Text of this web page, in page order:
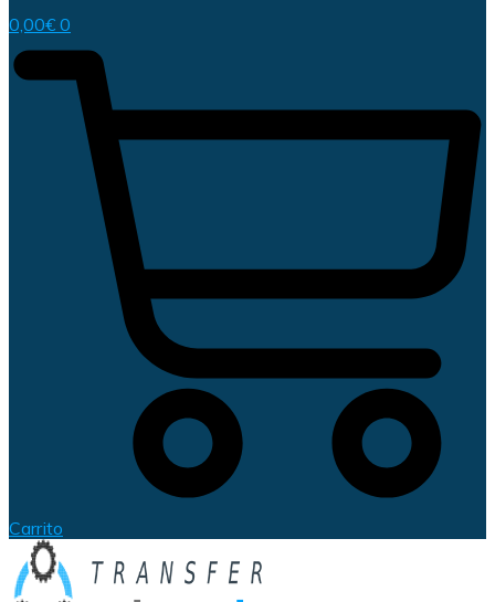
0,00€ 0
Carrito